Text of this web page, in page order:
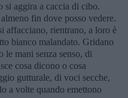
si aggira a caccia di cibo.
fin dove posso vedere.
affacciano, rientrano, a loro è
bianco malandato. Gridano
le mani senza senso, di
cosa dicono o cosa
gutturale, di voci secche,
a volte quando emettono